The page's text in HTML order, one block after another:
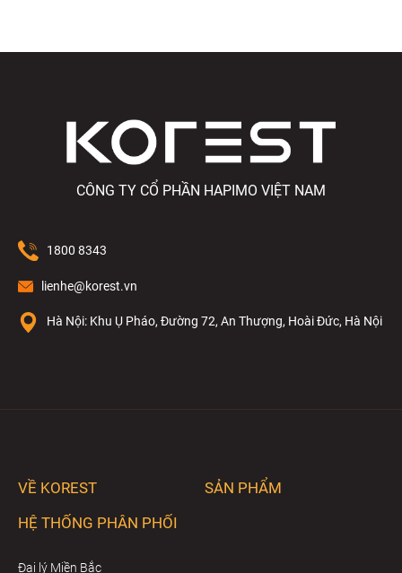
Đầu vòi:Là bộ phận có chức năng kích hoạt và điều chỉnh
Dây cấp nước:Phần dây xịt vệ sinh có vai trò quan trọng
để dẫn nguồn nước lên đầu vòi xịt. dây vòi xịt sẽ có độ dài
1m2 để tránh trường hợp dây bị bục khi sử dụng.
Gác cài vòi xịt: Phần gác cài vòi xịt được thiết kế gắn chặt
CÔNG TY CỔ PHẦN HAPIMO VIỆT NAM
1800 8343
lienhe@korest.vn
Hà Nội: Khu Ụ Pháo, Đường 72, An Thượng, Hoài Đức, Hà Nội
VỀ KOREST
SẢN PHẨM
HỆ THỐNG PHÂN PHỐI
Đại lý Miền Bắc